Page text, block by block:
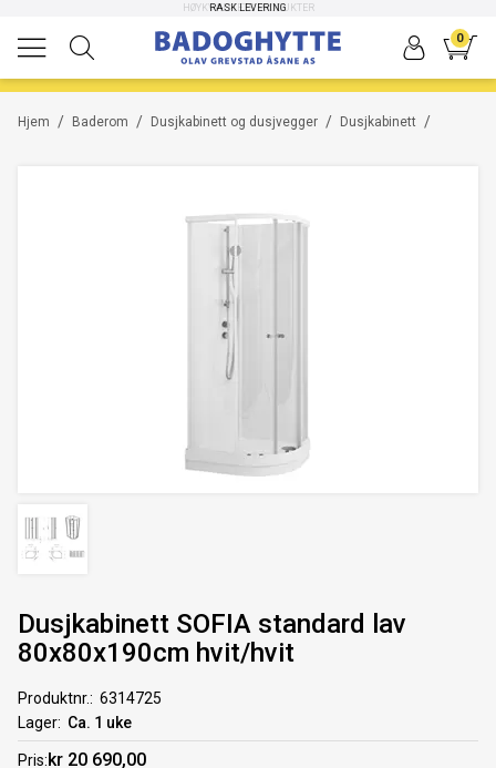
RASK LEVERING
HØYKVALITETS PRODUKTER
0
/
Hjem /
Baderom /
Dusjkabinett og dusjvegger /
Dusjkabinett
Dusjkabinett SOFIA standard lav
80x80x190cm hvit/hvit
Produktnr.
6314725
Lager
Ca. 1 uke
Pris kr 20 690,00
-29%
-10%